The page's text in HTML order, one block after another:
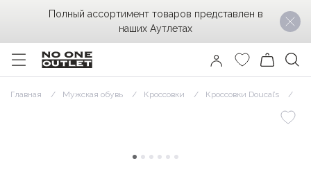
Главная Мужская обувь Кроссовки Кроссовки Doucal’s
Полный ассортимент товаров представлен в
наших Аутлетах